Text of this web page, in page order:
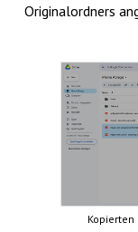
Originalordners